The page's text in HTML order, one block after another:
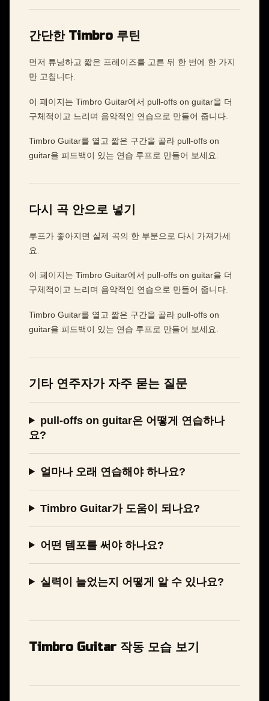
간단한 Timbro 루틴
먼저 튜닝하고 짧은 프레이즈를 고른 뒤 한 번에 한 가지
만 고칩니다.
이 페이지는 Timbro Guitar에서 pull-offs on guitar을 더
구체적이고 느리며 음악적인 연습으로 만들어 줍니다.
Timbro Guitar를 열고 짧은 구간을 골라 pull-offs on
guitar을 피드백이 있는 연습 루프로 만들어 보세요.
다시 곡 안으로 넣기
루프가 좋아지면 실제 곡의 한 부분으로 다시 가져가세
요.
이 페이지는 Timbro Guitar에서 pull-offs on guitar을 더
구체적이고 느리며 음악적인 연습으로 만들어 줍니다.
Timbro Guitar를 열고 짧은 구간을 골라 pull-offs on
guitar을 피드백이 있는 연습 루프로 만들어 보세요.
기타 연주자가 자주 묻는 질문
pull-offs on guitar은 어떻게 연습하나
요?
얼마나 오래 연습해야 하나요?
Timbro Guitar가 도움이 되나요?
어떤 템포를 써야 하나요?
실력이 늘었는지 어떻게 알 수 있나요?
Timbro Guitar 작동 모습 보기